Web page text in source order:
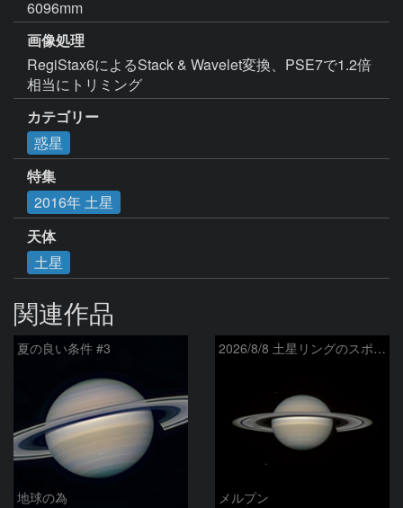
6096mm
画像処理
RegiStax6によるStack & Wavelet変換、PSE7で1.2倍
相当にトリミング
カテゴリー
惑星
特集
2016年 土星
天体
土星
関連作品
夏の良い条件 #3
地球の為
2026/8/8 土星リングのスポーク
メルプン